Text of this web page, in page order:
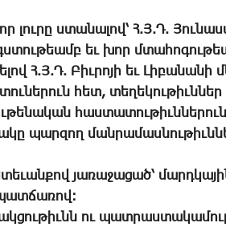
լուրը ստանալով՝ Հ.Յ.Դ.
եւ խոր
Հ.Յ.Դ. Բիւրոյի եւ Լիբանանի
հետ, տեղեկութիւններ
պարզող
յառաջացած՝
ու